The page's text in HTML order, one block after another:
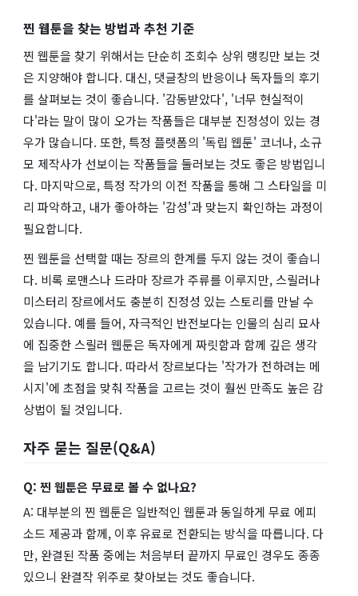
찐 웹툰을 찾는 방법과 추천 기준
찐 웹툰을 찾기 위해서는 단순히 조회수 상위 랭킹만 보는 것
은 지양해야 합니다. 대신, 댓글창의 반응이나 독자들의 후기
를 살펴보는 것이 좋습니다. '감동받았다', '너무 현실적이
다'라는 말이 많이 오가는 작품들은 대부분 진정성이 있는 경
우가 많습니다. 또한, 특정 플랫폼의 '독립 웹툰' 코너나, 소규
모 제작사가 선보이는 작품들을 둘러보는 것도 좋은 방법입니
다. 마지막으로, 특정 작가의 이전 작품을 통해 그 스타일을 미
리 파악하고, 내가 좋아하는 '감성'과 맞는지 확인하는 과정이
필요합니다.
찐 웹툰을 선택할 때는 장르의 한계를 두지 않는 것이 좋습니
다. 비록 로맨스나 드라마 장르가 주류를 이루지만, 스릴러나
미스터리 장르에서도 충분히 진정성 있는 스토리를 만날 수
있습니다. 예를 들어, 자극적인 반전보다는 인물의 심리 묘사
에 집중한 스릴러 웹툰은 독자에게 짜릿함과 함께 깊은 생각
을 남기기도 합니다. 따라서 장르보다는 '작가가 전하려는 메
시지'에 초점을 맞춰 작품을 고르는 것이 훨씬 만족도 높은 감
상법이 될 것입니다.
자주 묻는 질문(Q&A)
Q: 찐 웹툰은 무료로 볼 수 없나요?
A: 대부분의 찐 웹툰은 일반적인 웹툰과 동일하게 무료 에피
소드 제공과 함께, 이후 유료로 전환되는 방식을 따릅니다. 다
만, 완결된 작품 중에는 처음부터 끝까지 무료인 경우도 종종
있으니 완결작 위주로 찾아보는 것도 좋습니다.